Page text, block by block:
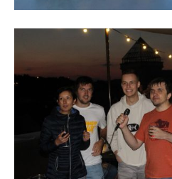
or click the subscribe button
your privacy and won't spam